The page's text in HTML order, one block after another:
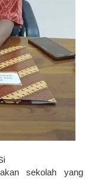
sekolah yang